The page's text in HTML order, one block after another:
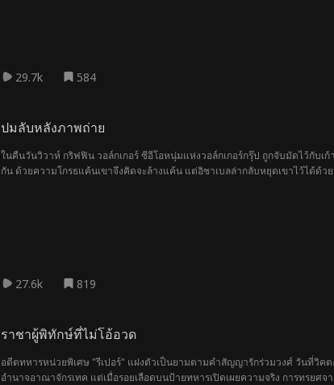
29.7k 584
ปมลับหลังภาพถ่าย
ในคืนวันวิวาห์ กริฟฟิน วอล์กเกอร์ ซีอีโอหนุ่มแห่งวอล์กเกอร์กรุ๊ป ถูกจับมัดไว้กับ
กัน ด้วยความโกรธแค้นเขาจึงคิดจะล้างแค้น แต่อิซาเบลล่ากลับหยุดเขาไว้ได้ด้
27.6k 819
ราชาผู้พิทักษ์ที่ไม่โอ้อวด
อดีตทหารหน่วยพิเศษ "รีเปอร์" แฝงตัวเป็นยามตามคำสัญญารักร่วมวงศ์ วันที่วิค
อำนาจอาณาจักรเทค แต่เมื่อรอยเลือดบนป้ายทหารเปิดเผยความจริง การทรยศจ